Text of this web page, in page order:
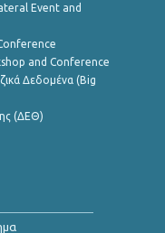
Event and
and Conference
Δεδομένα (Big
(ΔΕΘ)